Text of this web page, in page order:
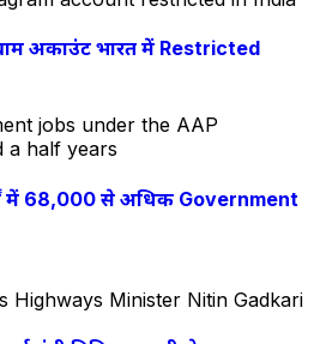
अकाउंट भारत में Restricted
में 68,000 से अधिक Government